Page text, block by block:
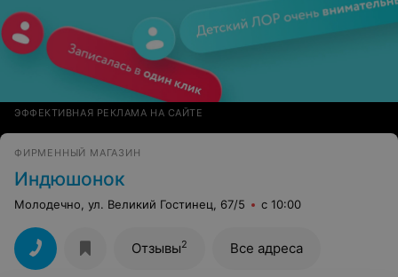
ЭФФЕКТИВНАЯ РЕКЛАМА НА САЙТЕ
ФИРМЕННЫЙ МАГАЗИН
Индюшонок
Молодечно, ул. Великий Гостинец, 67/5 с 10:00
Отзывы2 Все адреса